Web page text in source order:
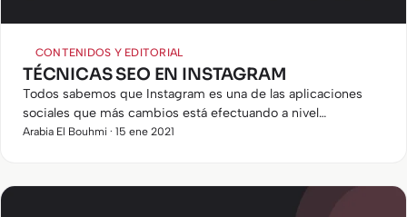
CONTENIDOS Y EDITORIAL
TÉCNICAS SEO EN INSTAGRAM
Todos sabemos que Instagram es una de las aplicaciones
sociales que más cambios está efectuando a nivel
posicionamiento de contenido últimamente, y es por eso
Arabia El Bouhmi · 15 ene 2021